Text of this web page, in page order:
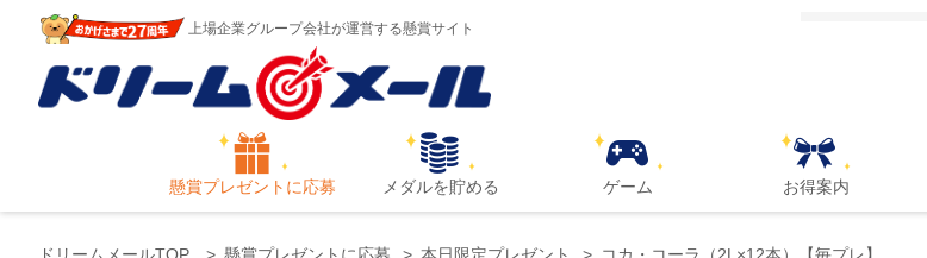
上場企業グループ会社が運営する懸賞サイト
懸賞プレゼントに応募 メダルを貯める ゲーム お得案内